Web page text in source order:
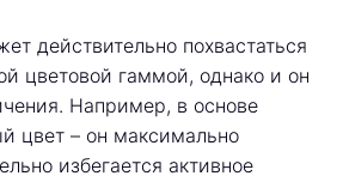
действительно похвастаться
цветовой гаммой, однако и он
Например, в основе
цвет – он максимально
избегается активное